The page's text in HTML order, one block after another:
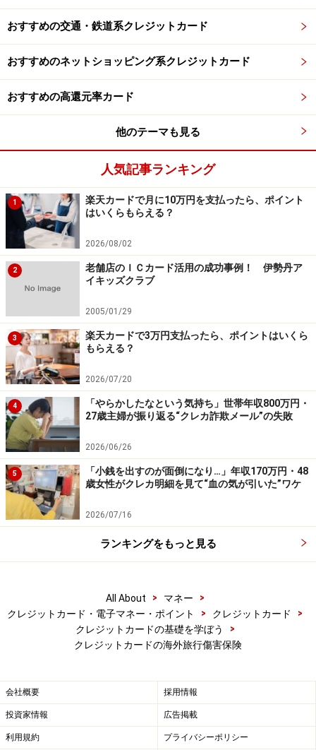
【編集部からのお知らせ】
・「家計」について、アンケート（2026/8/31まで）
を実施
中です！
※抽選で20名にAmazonギフト券1000円分プレゼント
なります
おすすめの交通・鉄道系クレジットカード
おすすめのネットショッピング系クレジットカード
おすすめの高還元率カード
他のテーマも見る
人気記事ランキング
1
楽天カードで月に10万円を支払ったら、ポイント
はいくらもらえる？
2026/08/02
2
老舗店のＩＣカード活用の成功事例！ 伊勢丹ア
イキッズクラブ
2005/01/29
3
楽天カードで3万円支払ったら、ポイントはいくら
もらえる？
2026/07/20
4
「やらかしたなという気持ち」世帯年収800万円・
27歳主婦が振り返る“クレカ詐欺メール”の失敗
2026/06/26
5
「小銭を出すのが面倒になり…」年収170万円・48
歳女性がクレカ明細を見て“血の気が引いた”ワケ
2026/07/16
ランキングをもっと見る
All About > マネー
>
クレジットカード・電子マネー・ポイント
> クレジットカード
>
クレジットカードの基礎を学ぼう
>
クレジットカードの海外旅行傷害保険
会社概要 採用情報
投資家情報 広告掲載
利用規約 プライバシーポリシー